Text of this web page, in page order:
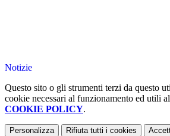
Notizie
Questo sito o gli strumenti terzi da questo
cookie necessari al funzionamento ed utili
COOKIE POLICY.
Personalizza Rifiuta tutti i cookies